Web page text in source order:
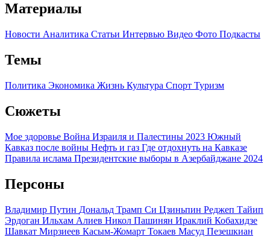
Материалы
Новости Аналитика Статьи Интервью Видео Фото Подкасты
Темы
Политика Экономика Жизнь Культура Спорт Туризм
Сюжеты
Мое здоровье Война Израиля и Палестины 2023 Южный
Кавказ после войны Нефть и газ Где отдохнуть на Кавказе
Правила ислама Президентские выборы в Азербайджане 2024
Персоны
Владимир Путин Дональд Трамп Си Цзиньпин Реджеп Тайип
Эрдоган Ильхам Алиев Никол Пашинян Ираклий Кобахидзе
Шавкат Мирзиеев Касым-Жомарт Токаев Масуд Пезешкиан